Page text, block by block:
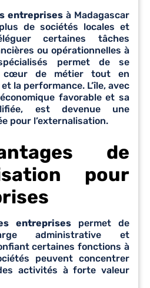
entreprisesà Madagascar
de sociétés locales et
certaines tâches
ou opérationnelles à
permet de se
cœur de métier tout en
la performance. L’île, avec
favorable et sa
est devenue une
pour l’externalisation.
de
pour
entreprisespermet de
administrative et
certaines fonctions à
peuvent concentrer
activités à forte valeur